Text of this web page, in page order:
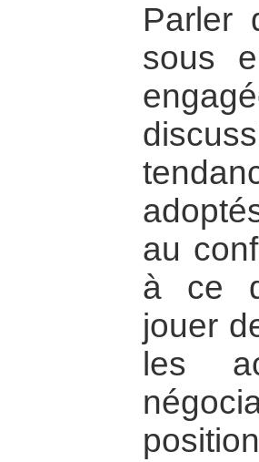
Parler
sous
au
à ce
jouer
les